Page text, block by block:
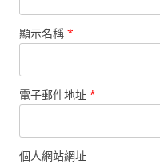
顯示名稱 *
電子郵件地址 *
個人網站網址